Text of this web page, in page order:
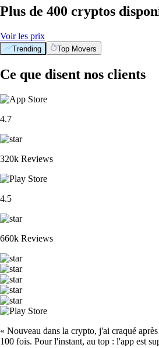
Plus de 400 cryptos
Voir les prix
Trending Top Movers
Ce que disent nos clients
4.7
320k Reviews
4.5
660k Reviews
« Nouveau dans la crypto, j'ai craqué
100 fois. Pour l'instant, au top : l'app est